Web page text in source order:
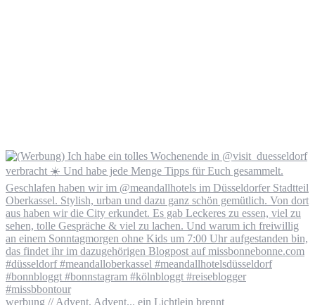
werbung // Advent, Advent... ein Lichtlein brennt